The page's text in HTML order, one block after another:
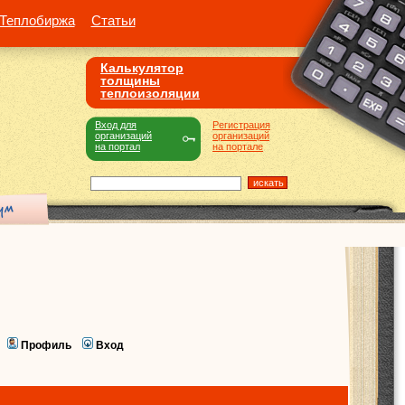
Статьи
Калькулятор
толщины
теплоизоляции
Регистрация
организаций
на портале
Вход для
организаций
на портал
Профиль Вход